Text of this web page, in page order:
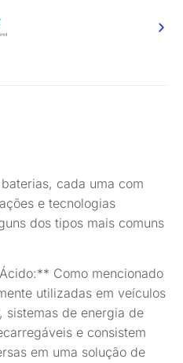
cada uma com
e tecnologias
dos tipos mais comuns
Como mencionado
utilizadas em veículos
sistemas de energia de
e consistem
em uma solução de